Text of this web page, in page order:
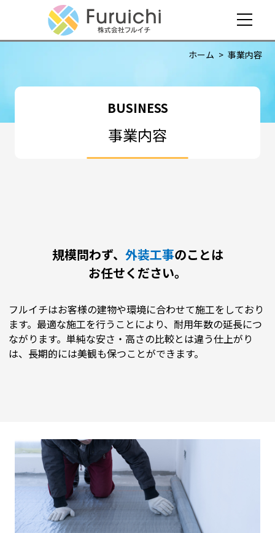
ホーム > 事業内容
BUSINESS
事業内容
規模問わず、 外装工事のことは
お任せください。
フルイチはお客様の建物や環境に合わせて施工をしており
ます。最適な施工を行うことにより、耐用年数の延長につ
ながります。単純な安さ・高さの比較とは違う仕上がり
は、長期的には美観も保つことができます。